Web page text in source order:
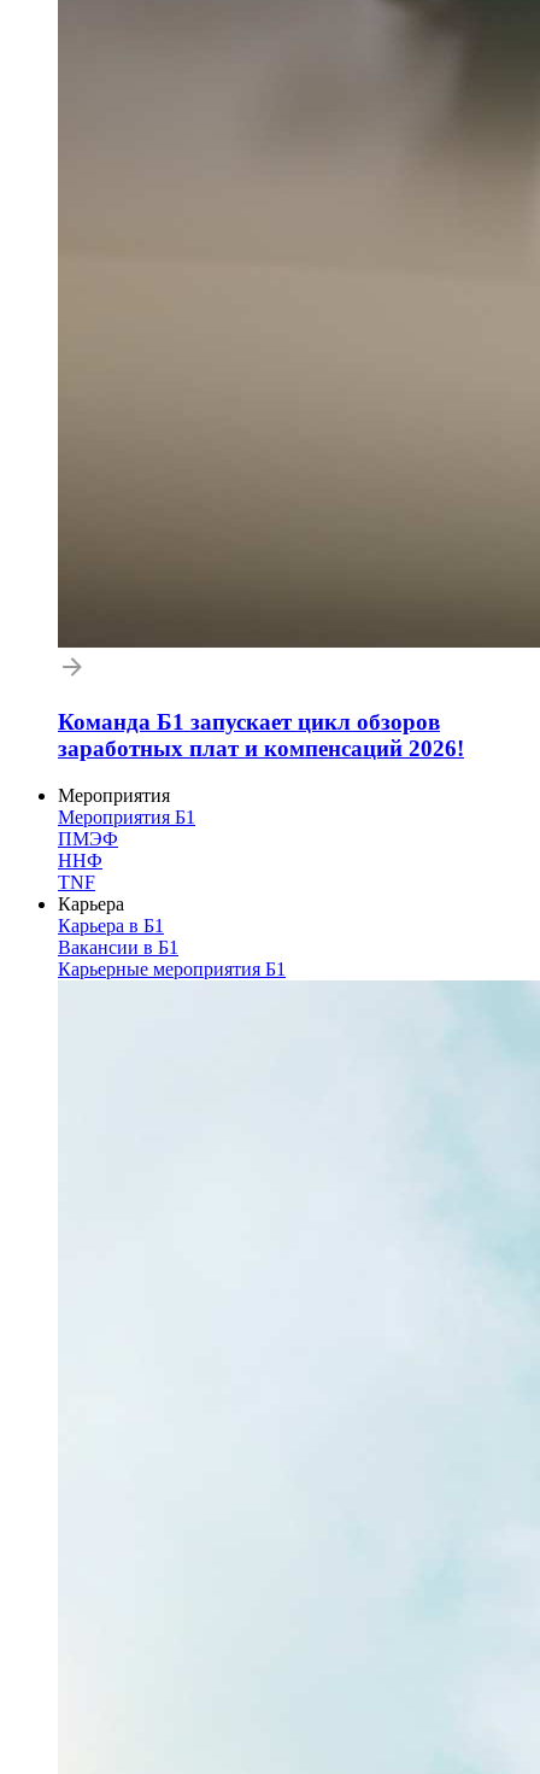
Команда Б1 запускает цикл обзоров
заработных плат и компенсаций 2026!
Мероприятия
Мероприятия Б1
ПМЭФ
ННФ
TNF
Карьера
Карьера в Б1
Вакансии в Б1
Карьерные мероприятия Б1